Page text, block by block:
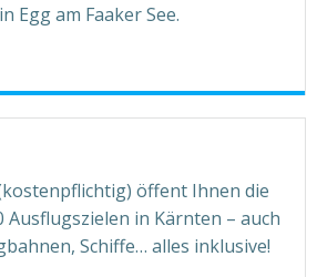
Egg am Faaker See.
öffent Ihnen die
Ausflugszielen in Kärnten – auch
Schiffe… alles inklusive!